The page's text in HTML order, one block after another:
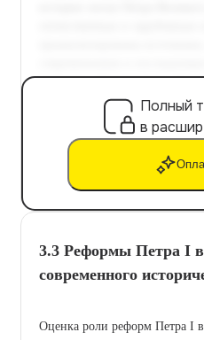
Полный
в
3.3 Реформы Петра I в
современного
Оценка роли реформ Петра I